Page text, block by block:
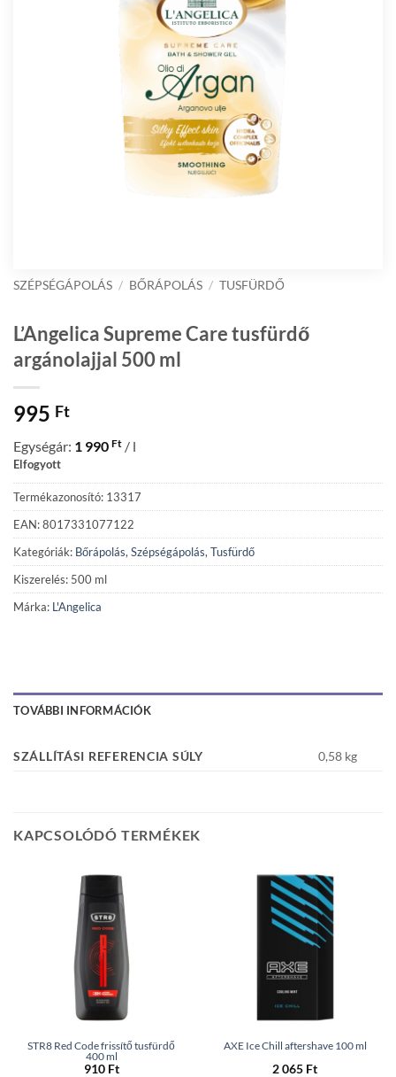
SZÉPSÉGÁPOLÁS / BŐRÁPOLÁS / TUSFÜRDŐ
L’Angelica Supreme Care tusfürdő
argánolajjal 500 ml
995 Ft
Egységár: 1 990 Ft / l
Elfogyott
Termékazonosító: 13317
EAN: 8017331077122
Kategóriák: Bőrápolás, Szépségápolás, Tusfürdő
Kiszerelés: 500 ml
Márka: L'Angelica
TOVÁBBI INFORMÁCIÓK
SZÁLLÍTÁSI REFERENCIA SÚLY 0,58 kg
KAPCSOLÓDÓ TERMÉKEK
STR8 Red Code frissítő tusfürdő
400 ml
910 Ft
AXE Ice Chill aftershave 100 ml
2 065 Ft